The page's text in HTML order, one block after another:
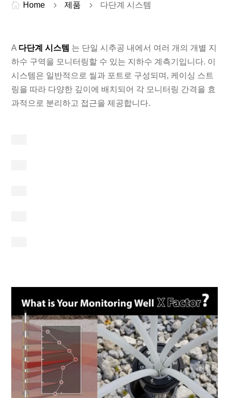
 Home 5 제품 5 다단계 시스템
A 다단계 시스템 는 단일 시추공 내에서 여러 개의 개별 지
하수 구역을 모니터링할 수 있는 지하수 계측기입니다. 이
시스템은 일반적으로 씰과 포트로 구성되며, 케이싱 스트
링을 따라 다양한 깊이에 배치되어 각 모니터링 간격을 효
과적으로 분리하고 접근을 제공합니다.